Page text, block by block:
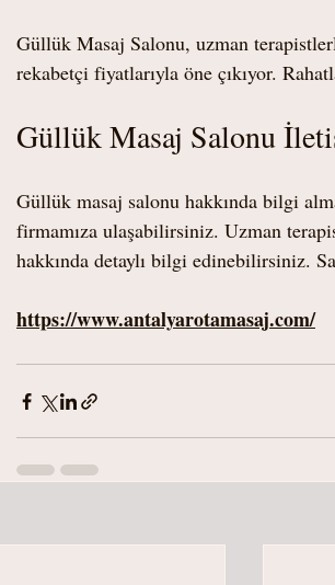
Güllük Masaj Salonu, uzman
rekabetçi fiyatlarıyla öne çıkıyor.
Güllük Masaj Salonu
Güllük masaj salonu hakkında bilgi
firmamıza ulaşabilirsiniz. Uzman
hakkında detaylı bilgi edinebilirsiniz.
https://www.antalyarotamasaj.com/